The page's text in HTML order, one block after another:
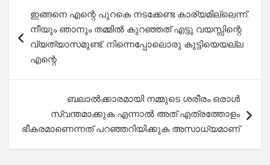
navigation
ഇങ്ങനെ എന്റെ പുറകെ നടക്കേണ്ട കാര്യമില്ലെന്ന്.
നീയും ഞാനും തമ്മിൽ കുറഞ്ഞത് എട്ടു വയസ്സിന്റെ
വ്യത്യാസമുണ്ട്. നിന്നെപ്പോലൊരു കുട്ടിയെയല്ല
എന്റെ
ബലാൽക്കാരമായി നമ്മുടെ ശരീരം ഒരാൾ
സ്വന്തമാക്കുക എന്നാൽ അത് എത്രത്തോളം
ഭീകരമാണെന്നത് പറഞ്ഞറിയിക്കുക അസാധ്യമാണ്